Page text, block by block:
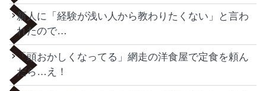
新人に「経験が浅い人から教わりたくない」と言わ
れたので…
「頭おかしくなってる」網走の洋食屋で定食を頼ん
だら…え！